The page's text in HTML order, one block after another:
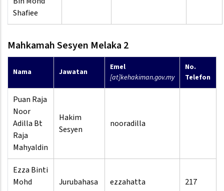
Shafiee
Mahkamah Sesyen Melaka 2
Nama Jawatan
Emel
[at]kehakiman.gov.my
No.
Telefon
Puan Raja
Noor
Adilla Bt
Raja
Mahyaldin
Hakim
Sesyen
nooradilla
Ezza Binti
Mohd
Jurubahasa ezzahatta 217